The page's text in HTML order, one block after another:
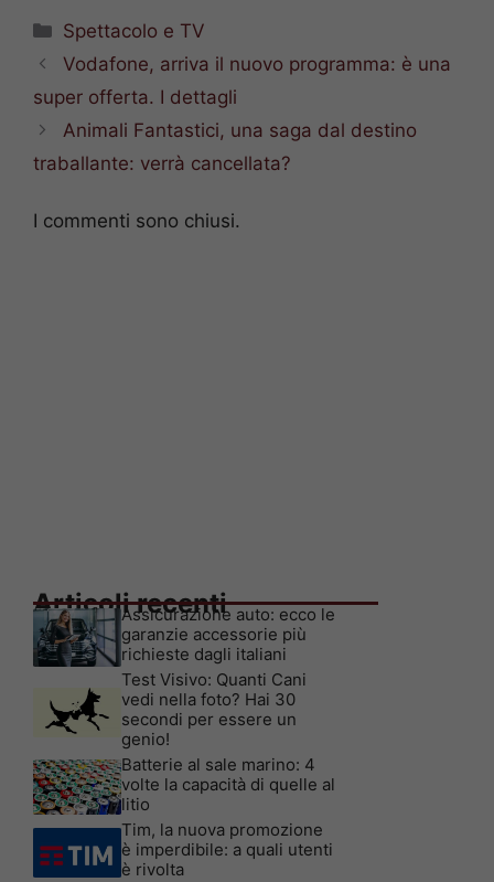
Categorie
Spettacolo e TV
Vodafone, arriva il nuovo programma: è una
super offerta. I dettagli
Animali Fantastici, una saga dal destino
traballante: verrà cancellata?
I commenti sono chiusi.
Articoli recenti
Assicurazione auto: ecco le
garanzie accessorie più
richieste dagli italiani
Test Visivo: Quanti Cani
vedi nella foto? Hai 30
secondi per essere un
genio!
Batterie al sale marino: 4
volte la capacità di quelle al
litio
Tim, la nuova promozione
è imperdibile: a quali utenti
è rivolta